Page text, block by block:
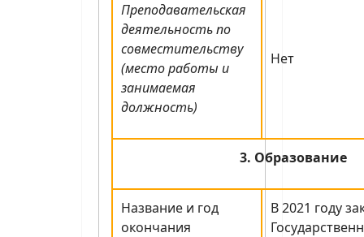
Преподавательская
деятельность по
совместительству
(место работы и
занимаемая
должность)
Нет
3. Образование
Название и год
окончания
В 2021 году